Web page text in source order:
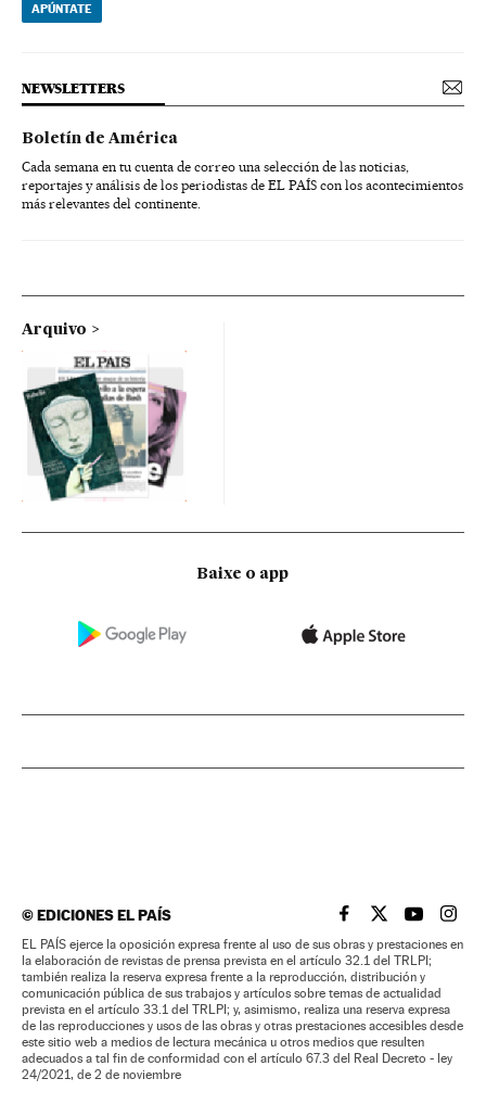
APÚNTATE
NEWSLETTERS
Boletín de América
Cada semana en tu cuenta de correo una selección de las noticias,
reportajes y análisis de los periodistas de EL PAÍS con los acontecimientos
más relevantes del continente.
Arquivo
Baixe o app
©EDICIONES EL PAÍS EL PAÍS BRASIL EN
EL PAÍSEL PAÍS
EL
EL PAÍS ejerce la oposición expresa frente al uso de sus obras y prestaciones en
la elaboración de revistas de prensa prevista en el artículo 32.1 del TRLPI;
también realiza la reserva expresa frente a la reproducción, distribución y
comunicación pública de sus trabajos y artículos sobre temas de actualidad
prevista en el artículo 33.1 del TRLPI; y, asimismo, realiza una reserva expresa
de las reproducciones y usos de las obras y otras prestaciones accesibles desde
este sitio web a medios de lectura mecánica u otros medios que resulten
adecuados a tal fin de conformidad con el artículo 67.3 del Real Decreto - ley
24/2021, de 2 de noviembre